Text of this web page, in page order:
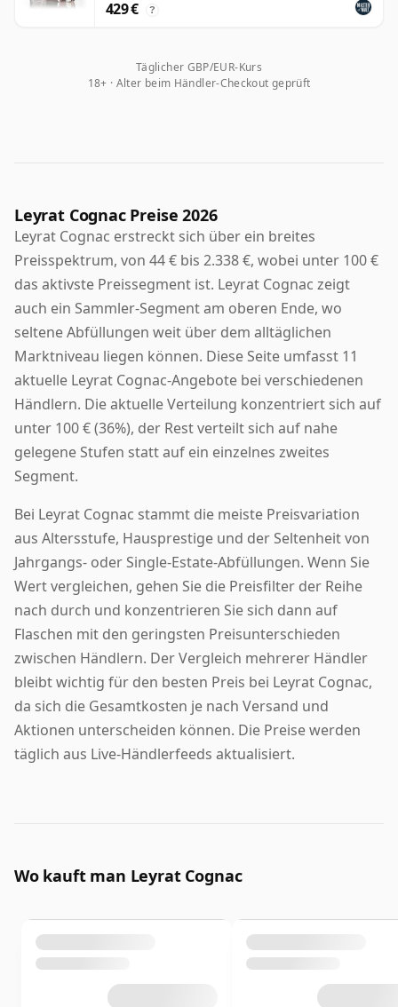
429 € ?
Täglicher GBP/EUR-Kurs
18+ · Alter beim Händler-Checkout geprüft
Leyrat Cognac Preise 2026
Leyrat Cognac erstreckt sich über ein breites
Preisspektrum, von 44 € bis 2.338 €, wobei unter 100 €
das aktivste Preissegment ist. Leyrat Cognac zeigt
auch ein Sammler-Segment am oberen Ende, wo
seltene Abfüllungen weit über dem alltäglichen
Marktniveau liegen können. Diese Seite umfasst 11
aktuelle Leyrat Cognac-Angebote bei verschiedenen
Händlern. Die aktuelle Verteilung konzentriert sich auf
unter 100 € (36%), der Rest verteilt sich auf nahe
gelegene Stufen statt auf ein einzelnes zweites
Segment.
Bei Leyrat Cognac stammt die meiste Preisvariation
aus Altersstufe, Hausprestige und der Seltenheit von
Jahrgangs- oder Single-Estate-Abfüllungen. Wenn Sie
Wert vergleichen, gehen Sie die Preisfilter der Reihe
nach durch und konzentrieren Sie sich dann auf
Flaschen mit den geringsten Preisunterschieden
zwischen Händlern. Der Vergleich mehrerer Händler
bleibt wichtig für den besten Preis bei Leyrat Cognac,
da sich die Gesamtkosten je nach Versand und
Aktionen unterscheiden können. Die Preise werden
täglich aus Live-Händlerfeeds aktualisiert.
Wo kauft man Leyrat Cognac